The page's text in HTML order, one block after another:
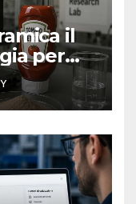
il
per
la